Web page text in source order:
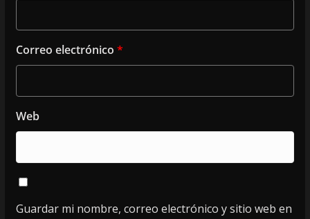
Correo electrónico *
Web
Guardar mi nombre, correo electrónico y sitio web en